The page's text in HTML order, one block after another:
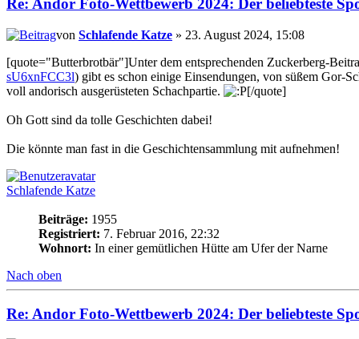
Re: Andor Foto-Wettbewerb 2024: Der beliebteste
von Schlafende Katze » 23. August 2024, 15:08
[quote="Butterbrotbär"]Unter dem entsprechenden Zuckerberg-
sU6xnFCC3l) gibt es schon einige Einsendungen, von süßem Gor-
voll andorisch ausgerüsteten Schachpartie.
[/quote]
Oh Gott sind da tolle Geschichten dabei!
Die könnte man fast in die Geschichtensammlung mit aufnehmen!
Schlafende Katze
Beiträge: 1955
Registriert: 7. Februar 2016, 22:32
Wohnort: In einer gemütlichen Hütte am Ufer der Narne
Nach oben
Re: Andor Foto-Wettbewerb 2024: Der beliebteste